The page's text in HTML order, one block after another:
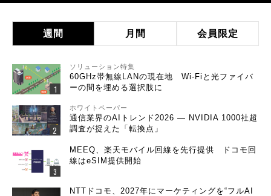
週間 月間 会員限定
ソリューション特集
60GHz帯無線LANの現在地 Wi-Fiと光ファイバ
ーの間を埋める選択肢に
ホワイトペーパー
通信業界のAIトレンド2026 ― NVIDIA 1000社超
調査が捉えた「転換点」
MEEQ、楽天モバイル回線を先行提供 ドコモ回
線はeSIM提供開始
NTTドコモ、2027年にマーケティングを“フルAI